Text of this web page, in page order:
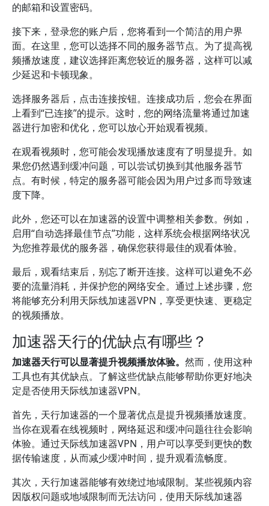
的邮箱和设置密码。
接下来，登录您的账户后，您将看到一个简洁的用户界
面。在这里，您可以选择不同的服务器节点。为了提高视
频播放速度，建议选择距离您较近的服务器，这样可以减
少延迟和卡顿现象。
选择服务器后，点击连接按钮。连接成功后，您会在界面
上看到“已连接”的提示。这时，您的网络流量将通过加速
器进行加密和优化，您可以放心开始观看视频。
在观看视频时，您可能会发现播放速度有了明显提升。如
果您仍然遇到缓冲问题，可以尝试切换到其他服务器节
点。有时候，特定的服务器可能会因为用户过多而导致速
度下降。
此外，您还可以在加速器的设置中调整相关参数。例如，
启用“自动选择最佳节点”功能，这样系统会根据网络状况
为您推荐最优的服务器，确保您获得最佳的观看体验。
最后，观看结束后，别忘了断开连接。这样可以避免不必
要的流量消耗，并保护您的网络安全。通过上述步骤，您
将能够充分利用天际线加速器VPN，享受更快速、更稳定
的视频播放。
加速器天行的优缺点有哪些？
加速器天行可以显著提升视频播放体验。 然而，使用这种
工具也有其优缺点。了解这些优缺点能够帮助你更好地决
定是否使用天际线加速器VPN。
首先，天行加速器的一个显著优点是提升视频播放速度。
当你在观看在线视频时，网络延迟和缓冲问题往往会影响
体验。通过天际线加速器VPN，用户可以享受到更快的数
据传输速度，从而减少缓冲时间，提升观看流畅度。
其次，天行加速器能够有效绕过地域限制。某些视频内容
因版权问题或地域限制而无法访问，使用天际线加速器